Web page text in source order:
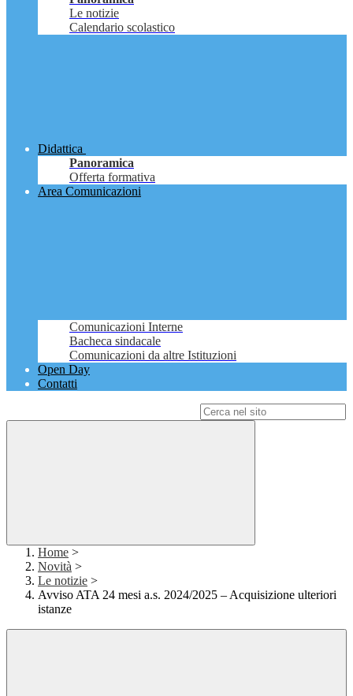
Le notizie
Calendario scolastico
Didattica
Panoramica
Offerta formativa
Area Comunicazioni
Comunicazioni Interne
Bacheca sindacale
Comunicazioni da altre Istituzioni
Open Day
Contatti
Home >
Novità >
Le notizie >
Avviso ATA 24 mesi a.s. 2024/2025 – Acquisizione ulteriori
istanze